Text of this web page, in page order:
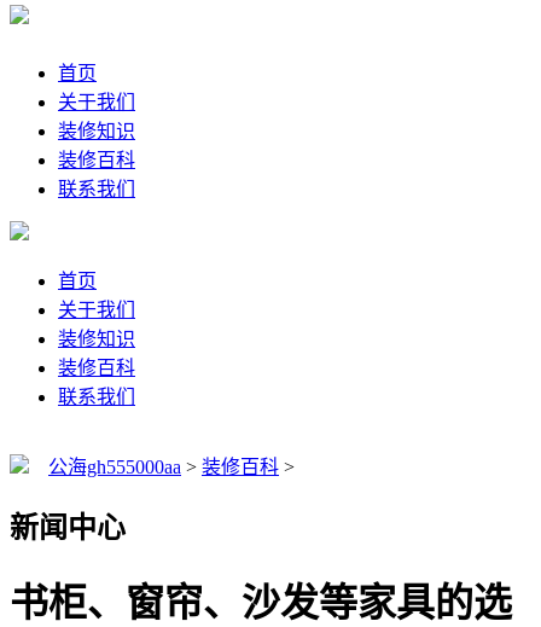
首页
关于我们
装修知识
装修百科
联系我们
首页
关于我们
装修知识
装修百科
联系我们
公海gh555000aa > 装修百科 >
新闻中心
书柜、窗帘、沙发等家具的选